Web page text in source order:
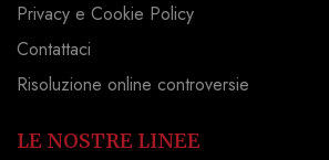
Privacy e Cookie Policy
Contattaci
Risoluzione online controversie
LE NOSTRE LINEE